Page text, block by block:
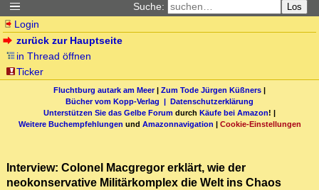
Suche: Los
Login
zurück zur Hauptseite
in Thread öffnen
Ticker
Fluchtburg autark am Meer| Zum Tode Jürgen Küßners |
Bücher vom Kopp-Verlag | Datenschutzerklärung
Unterstützen Sie das Gelbe Forum durch Käufe bei Amazon! |
Weitere Buchempfehlungen und Amazonnavigation | Cookie-Einstellungen
Interview: Colonel Macgregor erklärt, wie der
neokonservative Militärkomplex die Welt ins Chaos